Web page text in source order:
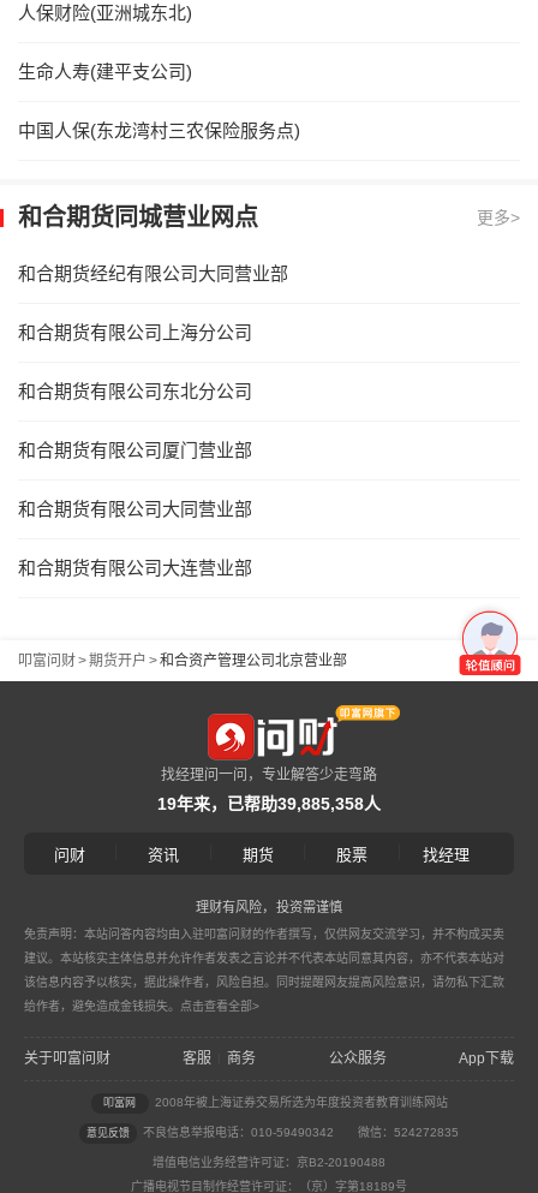
人保财险(亚洲城东北)
生命人寿(建平支公司)
中国人保(东龙湾村三农保险服务点)
和合期货同城营业网点 更多>
和合期货经纪有限公司大同营业部
和合期货有限公司上海分公司
和合期货有限公司东北分公司
和合期货有限公司厦门营业部
和合期货有限公司大同营业部
和合期货有限公司大连营业部
叩富问财>期货开户 >和合资产管理公司北京营业部
找经理问一问，专业解答少走弯路
19年来，已帮助39,885,358人
问财 资讯 期货 股票 找经理
理财有风险，投资需谨慎
免责声明：本站问答内容均由入驻叩富问财的作者撰写，仅供网友交流学习，并不构成买卖
建议。本站核实主体信息并允许作者发表之言论并不代表本站同意其内容，亦不代表本站对
该信息内容予以核实，据此操作者，风险自担。同时提醒网友提高风险意识，请勿私下汇款
给作者，避免造成金钱损失。 点击查看全部>
关于叩富问财 客服 商务 公众服务 App下载
叩富网 2008年被上海证券交易所选为年度投资者教育训练网站
意见反馈 不良信息举报电话：010-59490342 微信：524272835
增值电信业务经营许可证：京B2-20190488
广播电视节目制作经营许可证：（京）字第18189号